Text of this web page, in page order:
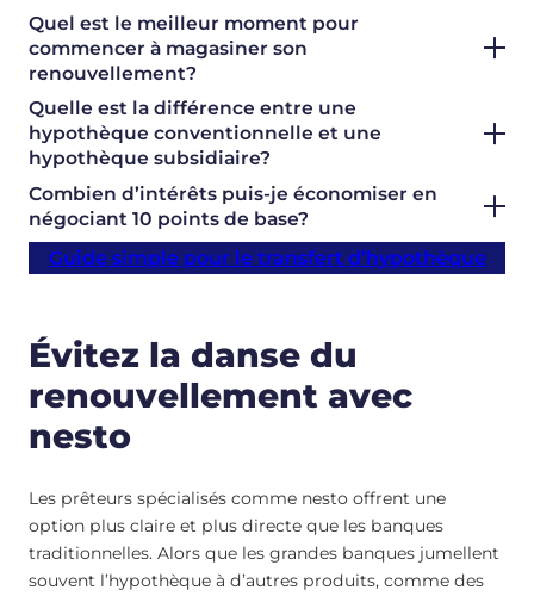
Quel est le meilleur moment pour
commencer à magasiner son
renouvellement?
Quelle est la différence entre une
hypothèque conventionnelle et une
hypothèque subsidiaire?
Combien d’intérêts puis-je économiser en
négociant 10 points de base?
Guide simple pour le transfert d’hypothèque
Évitez la danse du
renouvellement avec
nesto
Les prêteurs spécialisés comme nesto offrent une
option plus claire et plus directe que les banques
traditionnelles. Alors que les grandes banques jumellent
souvent l’hypothèque à d’autres produits, comme des